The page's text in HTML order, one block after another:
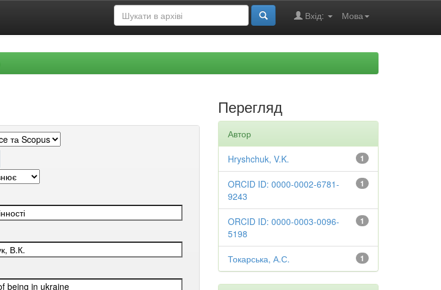
Мова
Вхід:
Перегляд
Автор
1
Hryshchuk, V.K.
1
ORCID ID: 0000-0002-6781-
9243
1
ORCID ID: 0000-0003-0096-
5198
1
Токарська, А.С.